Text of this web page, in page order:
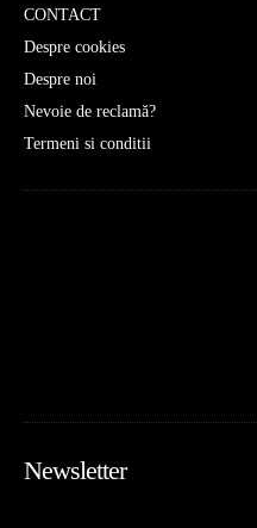
CONTACT
Despre cookies
Despre noi
Nevoie de reclamă?
Termeni si conditii
Newsletter